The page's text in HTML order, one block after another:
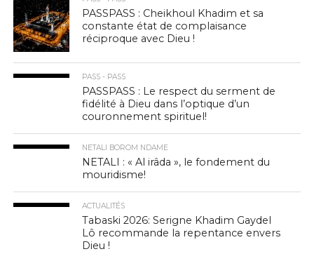
PASSPASS : Cheikhoul Khadim et sa
constante état de complaisance
réciproque avec Dieu !
PASS - PASS
PASSPASS : Le respect du serment de
fidélité à Dieu dans l’optique d’un
couronnement spirituel!
NETALI BOROM NDAME
NETALI : « Al irâda », le fondement du
mouridisme!
ACTUALITÉS
Tabaski 2026: Serigne Khadim Gaydel
Lô recommande la repentance envers
Dieu !